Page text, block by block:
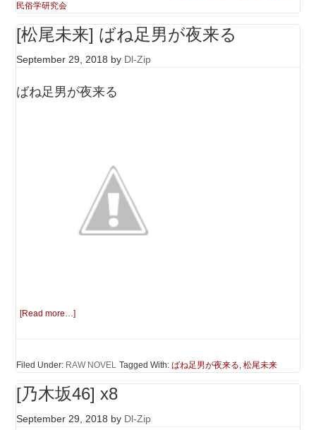
民俗学研究会
[松尾未来] ばね足男が夜来る
September 29, 2018 by Dl-Zip
ばね足男が夜来る
[Read more…]
Filed Under: RAW NOVEL Tagged With:ばね足男が夜来る,松尾未来
[乃木坂46] x8
September 29, 2018 by Dl-Zip